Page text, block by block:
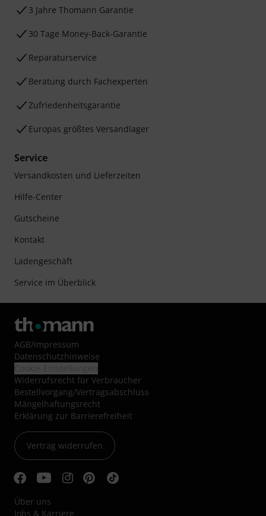
3 Jahre Thomann Garantie
30 Tage Money-Back-Garantie
Reparaturservice
Beratung durch Fachexperten
Zufriedenheitsgarantie
Europas größtes Versandlager
Service
Versandkosten und Lieferzeiten
Hilfe-Center
Gutscheine
Kontakt
Ladengeschäft
Service im Überblick
AGB/Impressum
Datenschutzhinweise
Widerrufsrecht für Verbraucher
Bestellvorgang/Vertragsabschluss
Mängelhaftungsrecht
Erklärung zur Barrierefreiheit
Vertrag widerrufen
Über uns
Jobs & Karriere